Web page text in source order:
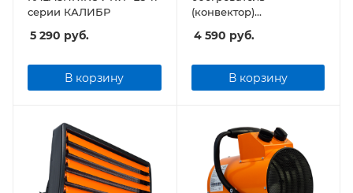
серии КАЛИБР
5 290 руб.
В корзину
(конвектор)
KALASHNIKOV KVCH-
E10M-11 (механическое
4 590 руб.
В корзину